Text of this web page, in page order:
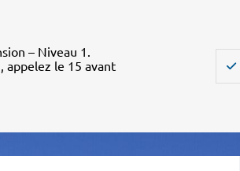
– Niveau 1.
appelez le 15 avant